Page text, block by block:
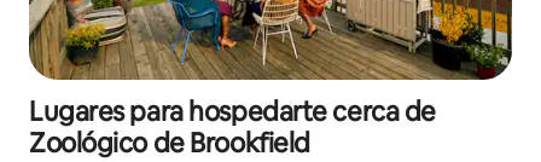
Lugares para hospedarte cerca de
Zoológico de Brookfield